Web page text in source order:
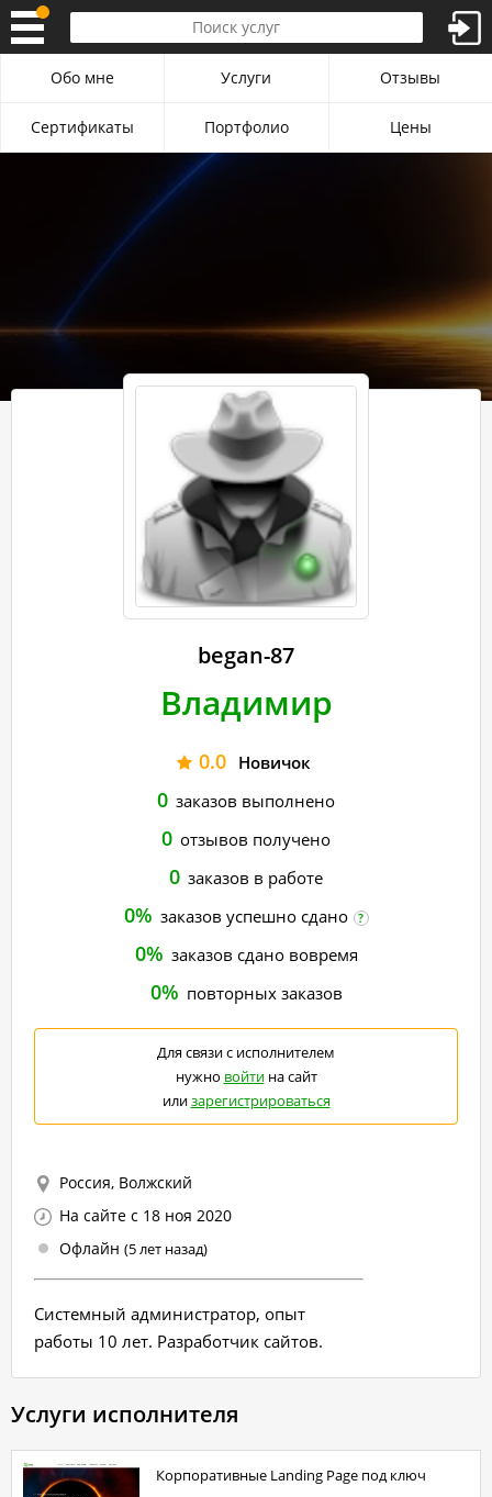
began-87
Владимир
0.0 Новичок
0 заказов выполнено
0 отзывов получено
0 заказов в работе
0% заказов успешно сдано ?
0% заказов сдано вовремя
0% повторных заказов
Для связи с исполнителем
нужно войтина сайт
илизарегистрироваться
Россия, Волжский
На сайте с 18 ноя 2020
Офлайн (5 лет назад)
Системный администратор, опыт
работы 10 лет. Разработчик сайтов.
Обо мне Услуги Отзывы
Сертификаты Портфолио Цены
Услуги исполнителя
Корпоративные Landing Page под ключ